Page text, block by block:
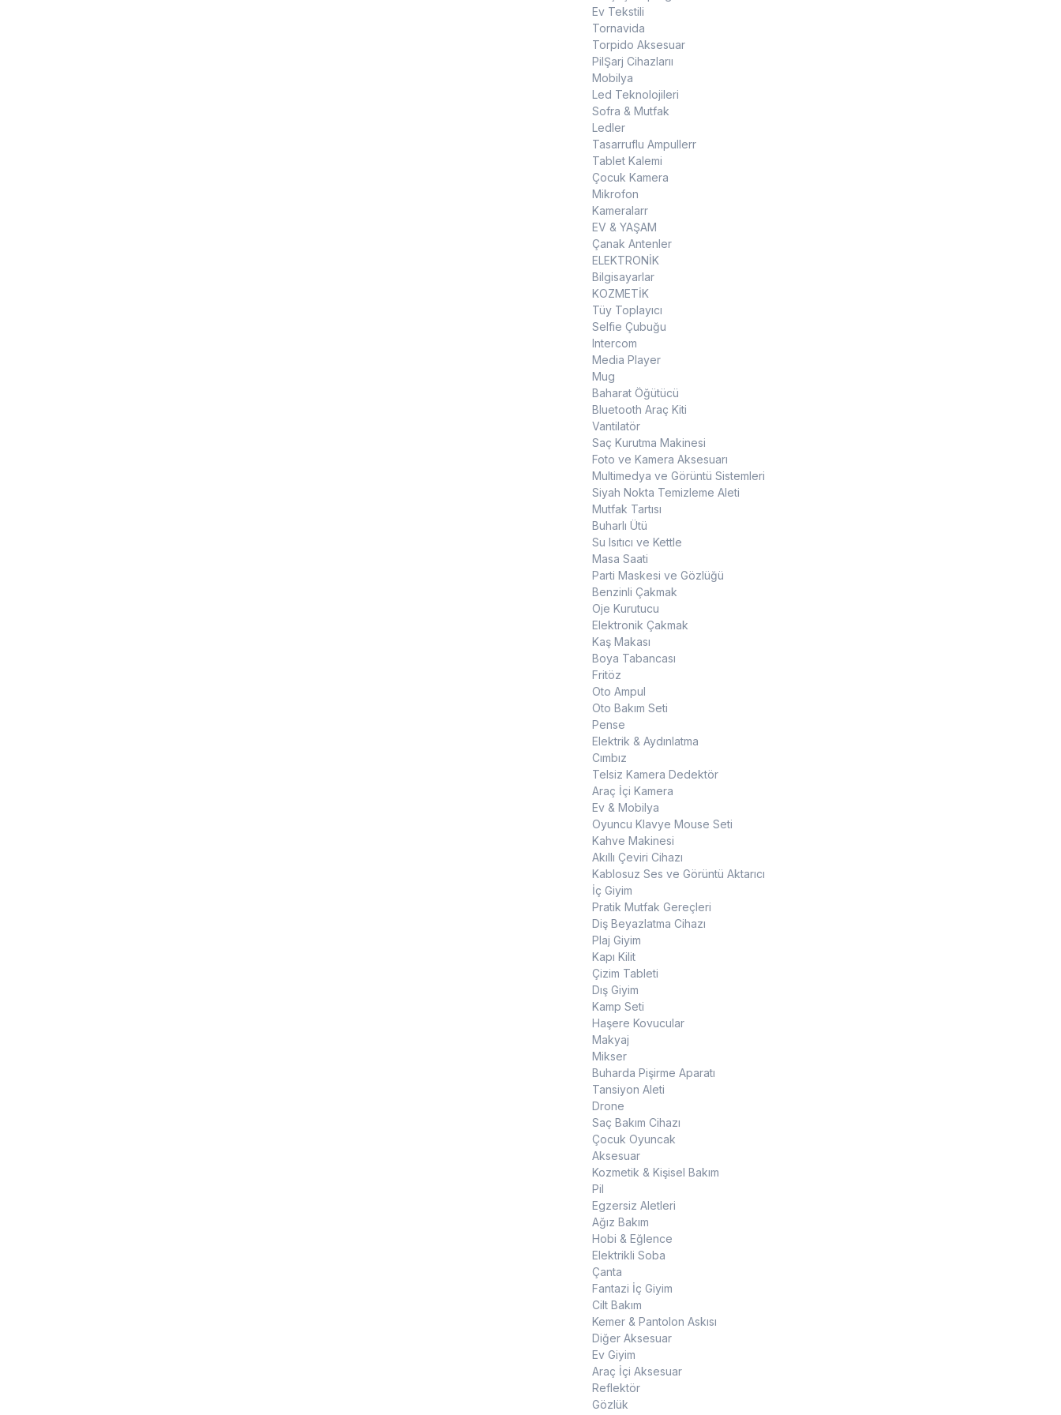
Ev Tekstili
Tornavida
Torpido Aksesuar
PilŞarj Cihazlarıı
Mobilya
Led Teknolojileri
Sofra & Mutfak
Ledler
Tasarruflu Ampullerr
Tablet Kalemi
Çocuk Kamera
Mikrofon
Kameralarr
EV & YAŞAM
Çanak Antenler
ELEKTRONİK
Bilgisayarlar
KOZMETİK
Tüy Toplayıcı
Selfie Çubuğu
Intercom
Media Player
Mug
Baharat Öğütücü
Bluetooth Araç Kiti
Vantilatör
Saç Kurutma Makinesi
Foto ve Kamera Aksesuarı
Multimedya ve Görüntü Sistemleri
Siyah Nokta Temizleme Aleti
Mutfak Tartısı
Buharlı Ütü
Su Isıtıcı ve Kettle
Masa Saati
Parti Maskesi ve Gözlüğü
Benzinli Çakmak
Oje Kurutucu
Elektronik Çakmak
Kaş Makası
Boya Tabancası
Fritöz
Oto Ampul
Oto Bakım Seti
Pense
Elektrik & Aydınlatma
Cımbız
Telsiz Kamera Dedektör
Araç İçi Kamera
Ev & Mobilya
Oyuncu Klavye Mouse Seti
Kahve Makinesi
Akıllı Çeviri Cihazı
Kablosuz Ses ve Görüntü Aktarıcı
İç Giyim
Pratik Mutfak Gereçleri
Diş Beyazlatma Cihazı
Plaj Giyim
Kapı Kilit
Çizim Tableti
Dış Giyim
Kamp Seti
Haşere Kovucular
Makyaj
Mikser
Buharda Pişirme Aparatı
Tansiyon Aleti
Drone
Saç Bakım Cihazı
Çocuk Oyuncak
Aksesuar
Kozmetik & Kişisel Bakım
Pil
Egzersiz Aletleri
Ağız Bakım
Hobi & Eğlence
Elektrikli Soba
Çanta
Fantazi İç Giyim
Cilt Bakım
Kemer & Pantolon Askısı
Diğer Aksesuar
Ev Giyim
Araç İçi Aksesuar
Reflektör
Gözlük